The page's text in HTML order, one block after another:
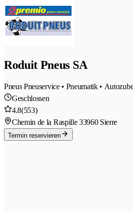
Roduit Pneus SA
Pneus Pneuservice • Pneumatik •
Geschlossen
4.8(553)
Chemin de la Raspille 33960 Sierre
Termin reservieren